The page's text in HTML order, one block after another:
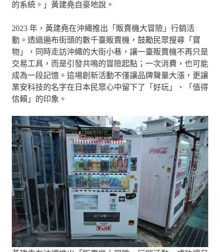
的系統。」黃建堯自豪地說。
2023 年，黃建堯在沖繩推出「販賣機大冒險」行銷活
動。透過遍布街頭的數千臺販賣機，鼓勵民眾搜尋「寶
物」，同時走訪沖繩的大街小巷，讓一臺販賣機不再只是
交易工具，而是引發共鳴的冒險起點；一次消費，也可能
成為一段記憶。這場創新活動不僅讓品牌聲量大漲，更讓
業安科技的名字在日本民眾心中留下了「好玩」、「值得
信賴」的印象。